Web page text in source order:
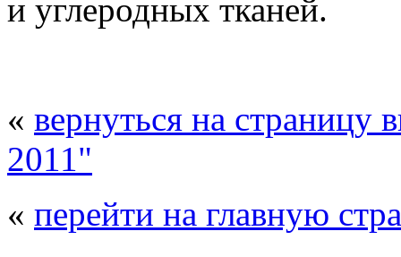
и углеродных тканей.
« вернуться на страницу
2011"
« перейти на главную